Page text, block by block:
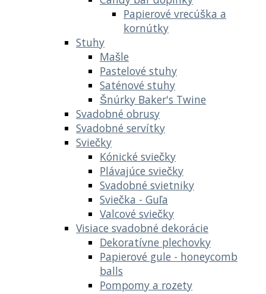
Papierové vrecúška a
kornútky
Stuhy
Mašle
Pastelové stuhy
Saténové stuhy
Šnúrky Baker's Twine
Svadobné obrusy
Svadobné servítky
Sviečky
Kónické sviečky
Plávajúce sviečky
Svadobné svietniky
Sviečka - Guľa
Valcové sviečky
Visiace svadobné dekorácie
Dekoratívne plechovky
Papierové gule - honeycomb
balls
Pompomy a rozety